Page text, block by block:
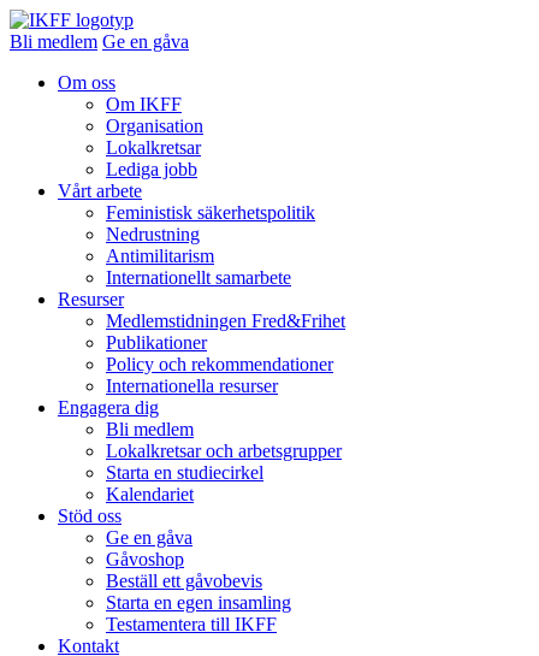
Bli medlem Ge en gåva
Om oss
Om IKFF
Organisation
Lokalkretsar
Lediga jobb
Vårt arbete
Feministisk säkerhetspolitik
Nedrustning
Antimilitarism
Internationellt samarbete
Resurser
Medlemstidningen Fred&Frihet
Publikationer
Policy och rekommendationer
Internationella resurser
Engagera dig
Bli medlem
Lokalkretsar och arbetsgrupper
Starta en studiecirkel
Kalendariet
Stöd oss
Ge en gåva
Gåvoshop
Beställ ett gåvobevis
Starta en egen insamling
Testamentera till IKFF
Kontakt